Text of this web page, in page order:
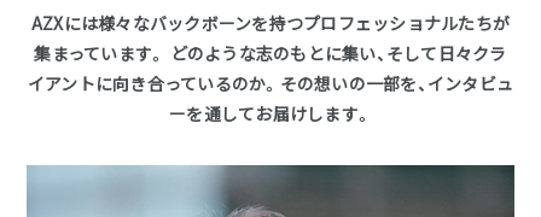
AZXには様々なバックボーンを持つプロフェッショナルたちが
集まっています。 どのような志のもとに集い、そして日々クラ
イアントに向き合っているのか。その想いの一部を、インタビュ
ーを通してお届けします。